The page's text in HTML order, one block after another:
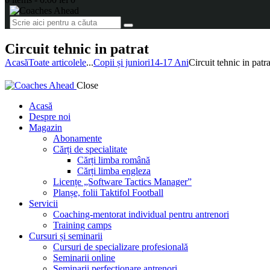
Circuit tehnic in patrat
AcasăToate articolele...Copii și juniori14-17 AniCircuit tehnic in
Close
Acasă
Despre noi
Magazin
Abonamente
Cărți de specialitate
Cărți limba română
Cărți limba engleza
Licențe „Software Tactics Manager”
Planșe, folii Taktifol Football
Servicii
Coaching-mentorat individual pentru antrenori
Training camps
Cursuri și seminarii
Cursuri de specializare profesională
Seminarii online